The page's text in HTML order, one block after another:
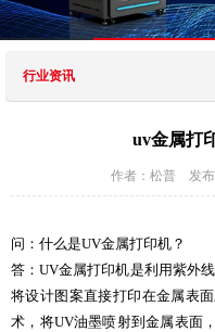
行业资讯
uv金属打
作者：松普 发布
问：什么是UV金属打印机？
答：UV金属打印机是利用紫外
将设计图案直接打印在金属表
术，将UV油墨喷射到金属表面